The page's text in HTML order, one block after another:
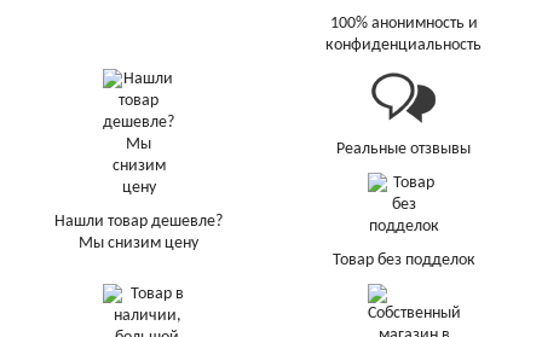
100% анонимность и
конфиденциальность
Нашли товар дешевле?
Мы снизим цену
Реальные отзвывы
Товар без подделок